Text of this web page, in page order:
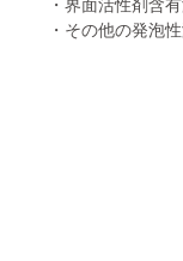
・界面活性剤含
・その他の発泡